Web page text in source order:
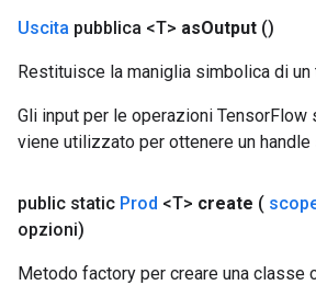
Uscita pubblica <T> asOutput ()
Restituisce la maniglia simbolica di un
Gli input per le operazioni
viene utilizzato per ottenere un
public static Prod <T> create (
opzioni)
Metodo factory per creare una classe